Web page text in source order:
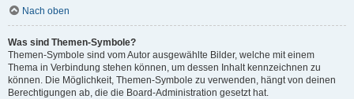
Nach oben
Was sind Themen-Symbole?
Themen-Symbole sind vom Autor ausgewählte Bilder, welche mit einem
Thema in Verbindung stehen können, um dessen Inhalt kennzeichnen zu
können. Die Möglichkeit, Themen-Symbole zu verwenden, hängt von deinen
Berechtigungen ab, die die Board-Administration gesetzt hat.